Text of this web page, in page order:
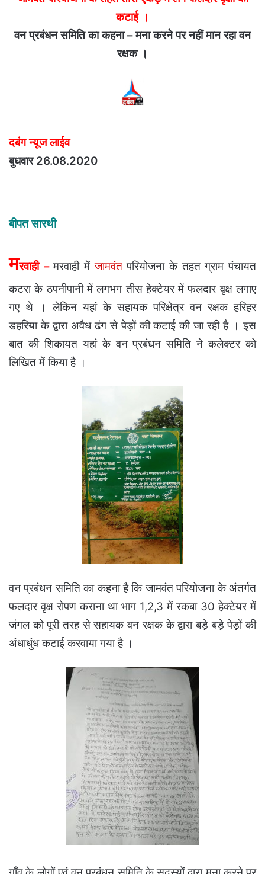
कटाई ।
वन प्रबंधन समिति का कहना – मना करने पर नहीं मान रहा वन
रक्षक ।
दबंग न्यूज लाईव
बुधवार 26.08.2020
बीपत सारथी
मरवाही –मरवाही मेंजामवंतपरियोजना के तहत ग्राम पंचायत
कटरा के ठपनीपानी में लगभग तीस हेक्टेयर में फलदार वृक्ष लगाए
गए थे । लेकिन यहां के सहायक परिक्षेत्र वन रक्षक हरिहर
डहरिया के द्वारा अवैध ढंग से पेड़ों की कटाई की जा रही है । इस
बात की शिकायत यहां के वन प्रबंधन समिति ने कलेक्टर को
लिखित में किया है ।
वन प्रबंधन समिति का कहना है कि जामवंत परियोजना के अंतर्गत
फलदार वृक्ष रोपण कराना था भाग 1,2,3 में रकबा 30 हेक्टेयर में
जंगल को पूरी तरह से सहायक वन रक्षक के द्वारा बड़े बड़े पेड़ों की
अंधाधुंध कटाई करवाया गया है ।